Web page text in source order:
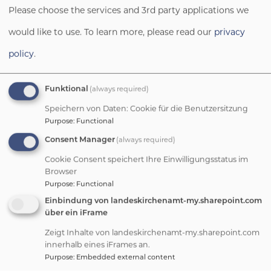
Als Bewohner:innen des Collegium
Gemeinschaft zusammenleben,
unseren Glauben teilen, unsere
Kenntnis der eigenen und anderer
Konfessionen erweitern und lernen, als
Menschen aus verschiedenen Kulturen
miteinander zu leben. So wollen wir
unsere Kirchen bereichern und deren
Einheit in versöhnter Verschiedenheit
fördern helfen.
AUF DEM WEG ZU
Please choose the services and 3rd party applications we
would like to use. To learn more, please read our privacy
policy.
Funktional (always required)
Speichern von Daten: Cookie für die Benutzersitzung
Purpose: Functional
Consent Manager (always required)
Cookie Consent speichert Ihre Einwilligungsstatus im
Browser
Purpose: Functional
Einbindung von landeskirchenamt-my.sharepoint.com
über ein iFrame
Zeigt Inhalte von landeskirchenamt-my.sharepoint.com
innerhalb eines iFrames an.
Purpose: Embedded external content